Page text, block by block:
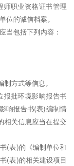
师职业资格证书管理
位的诚信档案。
包括下列内容：
方式等信息。
批环境影响报告书
响报告书(表)编制情
相关信息应当在提交
(表)的《编制单位和
(表)的相关建设项目